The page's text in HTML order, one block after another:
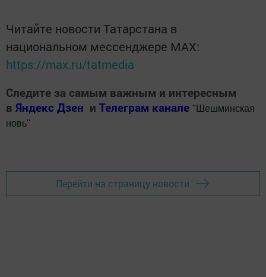
Читайте новости Татарстана в
национальном мессенджере MАХ:
https://max.ru/tatmedia
Следите за самым важным и интересным
в Яндекс Дзен и Телеграм канале " Шешминская
новь"
Перейти на страницу новости